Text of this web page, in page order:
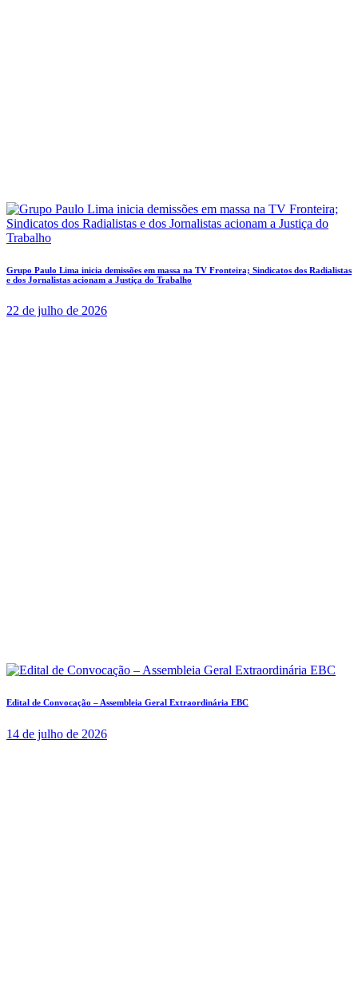
Grupo Paulo Lima inicia demissões em massa na TV Fronteira; Sindicatos dos Radialistas
e dos Jornalistas acionam a Justiça do Trabalho
22 de julho de 2026
Edital de Convocação – Assembleia Geral Extraordinária EBC
14 de julho de 2026